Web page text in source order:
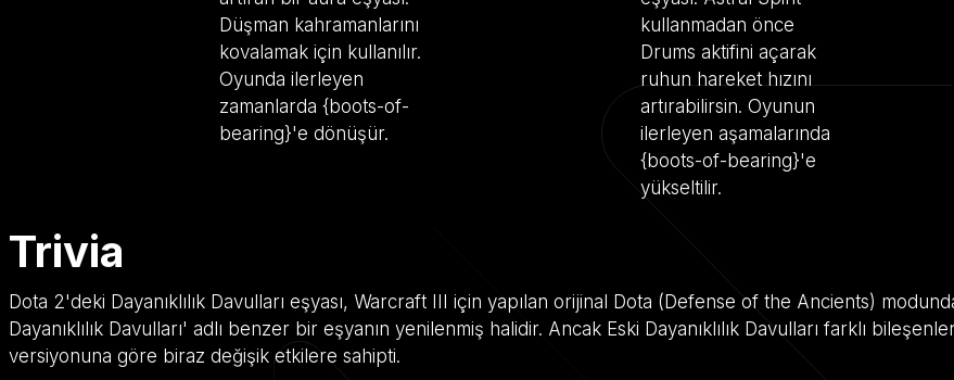
Düşman kahramanlarını
kovalamak için kullanılır.
Oyunda ilerleyen
zamanlarda {boots-of-
bearing}'e dönüşür.
kullanmadan önce
Drums aktifini açarak
ruhun hareket hızını
artırabilirsin. Oyunun
ilerleyen aşamalarında
{boots-of-bearing}'e
yükseltilir.
Trivia
Dota 2'deki Dayanıklılık Davulları eşyası, Warcraft III için yapılan orijinal Dota (Defense of the Ancients)
Dayanıklılık Davulları' adlı benzer bir eşyanın yenilenmiş halidir. Ancak Eski Dayanıklılık Davulları farklı
versiyonuna göre biraz değişik etkilere sahipti.